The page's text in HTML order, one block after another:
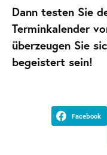
Dann testen Sie
Terminkalender
überzeugen Sie
begeistert sein!
Facebook